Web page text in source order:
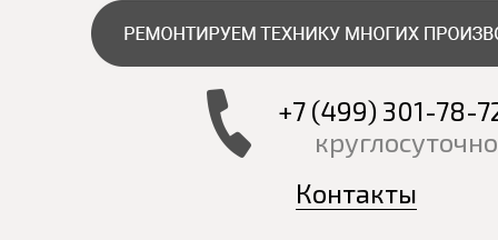
+7 (499) 301-78-
Контакты